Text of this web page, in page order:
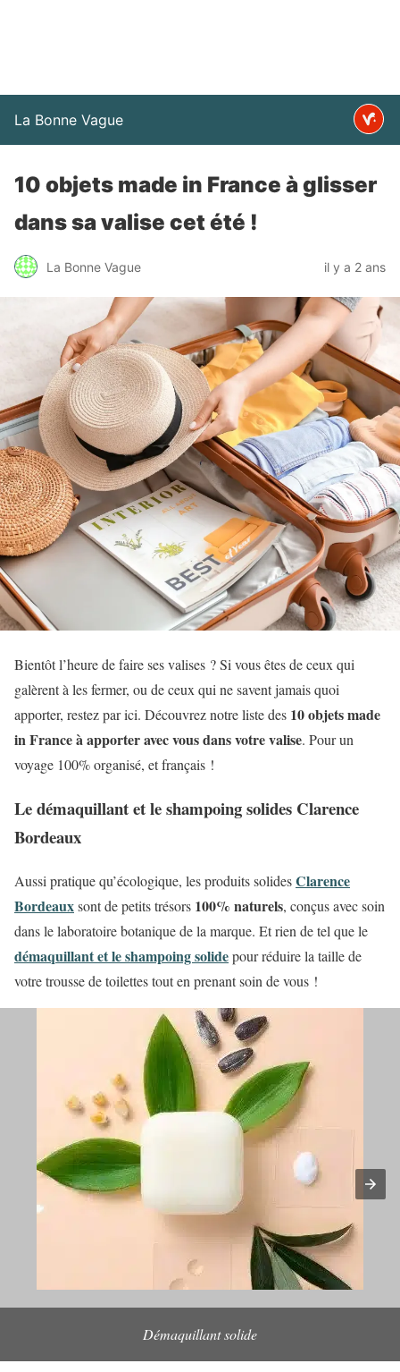
La Bonne Vague
10 objets made in France à glisser
dans sa valise cet été !
La Bonne Vague il y a 2 ans
Bientôt l’heure de faire ses valises ? Si vous êtes de ceux qui
galèrent à les fermer, ou de ceux qui ne savent jamais quoi
apporter, restez par ici. Découvrez notre liste des 10 objets made
in France à apporter avec vous dans votre valise. Pour un
voyage 100% organisé, et français !
Le démaquillant et le shampoing solides Clarence
Bordeaux
Aussi pratique qu’écologique, les produits solidesClarence
Bordeauxsont de petits trésors 100% naturels, conçus avec soin
dans le laboratoire botanique de la marque. Et rien de tel que le
démaquillant et le shampoing solidepour réduire la taille de
votre trousse de toilettes tout en prenant soin de vous !
Démaquillant solide